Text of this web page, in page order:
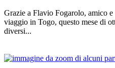
Grazie a Flavio Fogarolo, amico
viaggio in Togo, questo mese di
diversi...